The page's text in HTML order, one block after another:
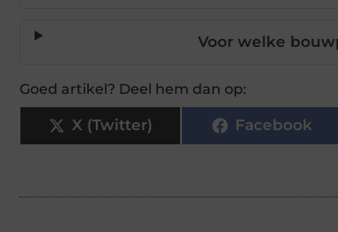
Voor welke
Goed artikel? Deel hem dan op:
X (Twitter) Facebook